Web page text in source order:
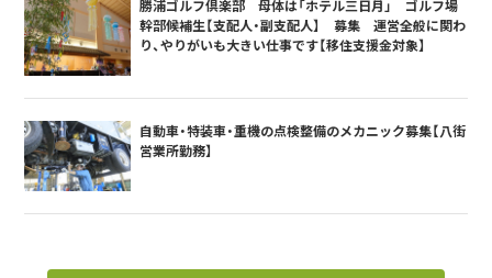
勝浦ゴルフ倶楽部 母体は「ホテル三日月」 ゴルフ場
幹部候補生【支配人・副支配人】 募集 運営全般に関わ
り、やりがいも大きい仕事です【移住支援金対象】
自動車・特装車・重機の点検整備のメカニック募集【八街
営業所勤務】